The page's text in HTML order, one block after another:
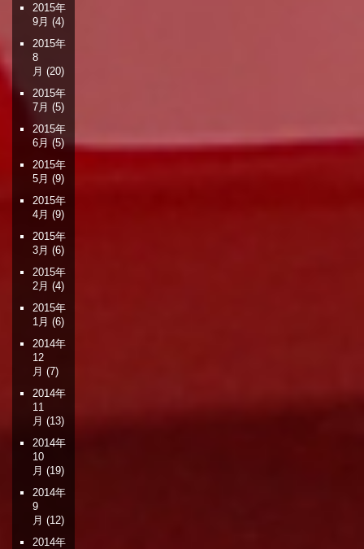
2015年
9月 (4)
2015年
8
月 (20)
2015年
7月 (5)
2015年
6月 (5)
2015年
5月 (9)
2015年
4月 (9)
2015年
3月 (6)
2015年
2月 (4)
2015年
1月 (6)
2014年
12
月 (7)
2014年
11
月 (13)
2014年
10
月 (19)
2014年
9
月 (12)
2014年